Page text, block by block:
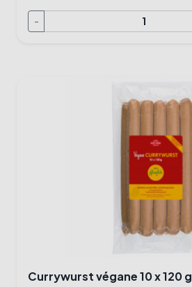
-
Currywurst végane 10 x 120 g